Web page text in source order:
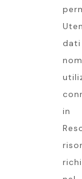
in